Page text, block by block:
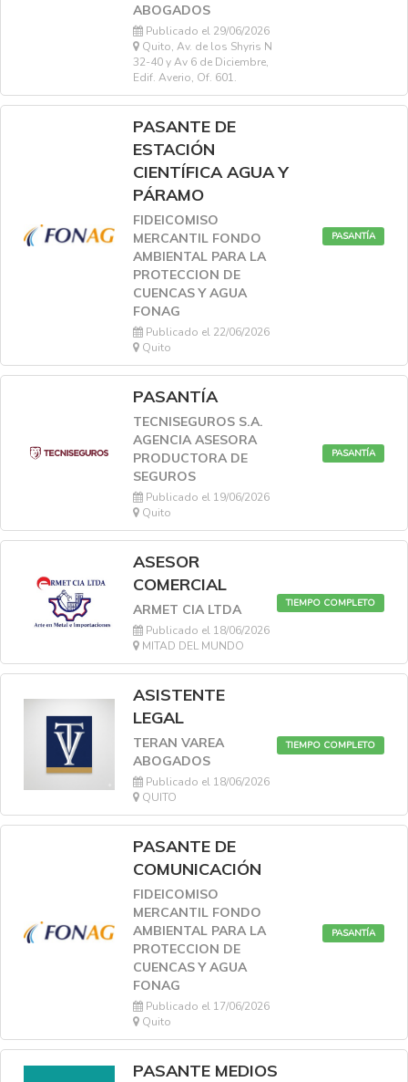
ABOGADOS
Publicado el 29/06/2026
Quito, Av. de los Shyris N
32-40 y Av 6 de Diciembre,
Edif. Averio, Of. 601.
PASANTE DE
ESTACIÓN
CIENTÍFICA AGUA Y
PÁRAMO
FIDEICOMISO
MERCANTIL FONDO
AMBIENTAL PARA LA
PROTECCION DE
CUENCAS Y AGUA
FONAG
Publicado el 22/06/2026
Quito
PASANTÍA
PASANTÍA
TECNISEGUROS S.A.
AGENCIA ASESORA
PRODUCTORA DE
SEGUROS
Publicado el 19/06/2026
Quito
PASANTÍA
ASESOR
COMERCIAL
ARMET CIA LTDA
Publicado el 18/06/2026
MITAD DEL MUNDO
TIEMPO COMPLETO
ASISTENTE
LEGAL
TERAN VAREA
ABOGADOS
Publicado el 18/06/2026
QUITO
TIEMPO COMPLETO
PASANTE DE
COMUNICACIÓN
FIDEICOMISO
MERCANTIL FONDO
AMBIENTAL PARA LA
PROTECCION DE
CUENCAS Y AGUA
FONAG
Publicado el 17/06/2026
Quito
PASANTÍA
PASANTE MEDIOS